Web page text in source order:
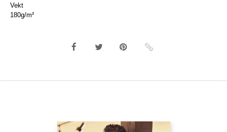
Vekt
180g/m²